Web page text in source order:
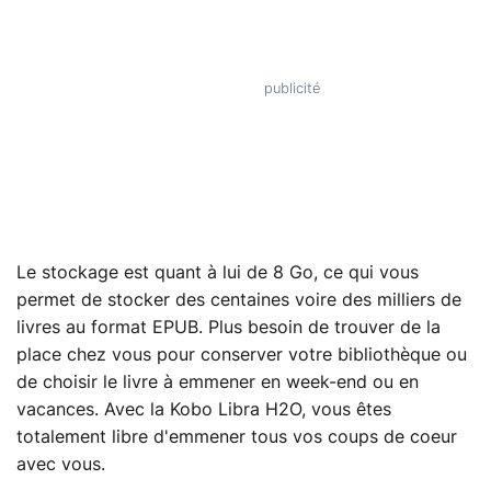
Le stockage est quant à lui de 8 Go, ce qui vous
permet de stocker des centaines voire des milliers de
livres au format EPUB. Plus besoin de trouver de la
place chez vous pour conserver votre bibliothèque ou
de choisir le livre à emmener en week-end ou en
vacances. Avec la Kobo Libra H2O, vous êtes
totalement libre d'emmener tous vos coups de coeur
avec vous.